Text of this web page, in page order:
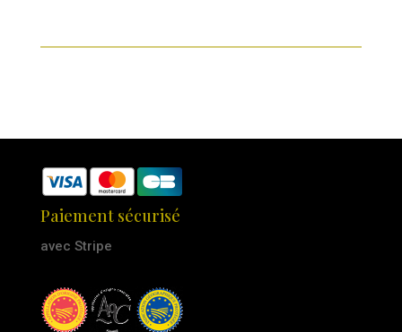
Paiement sécurisé
avec Stripe